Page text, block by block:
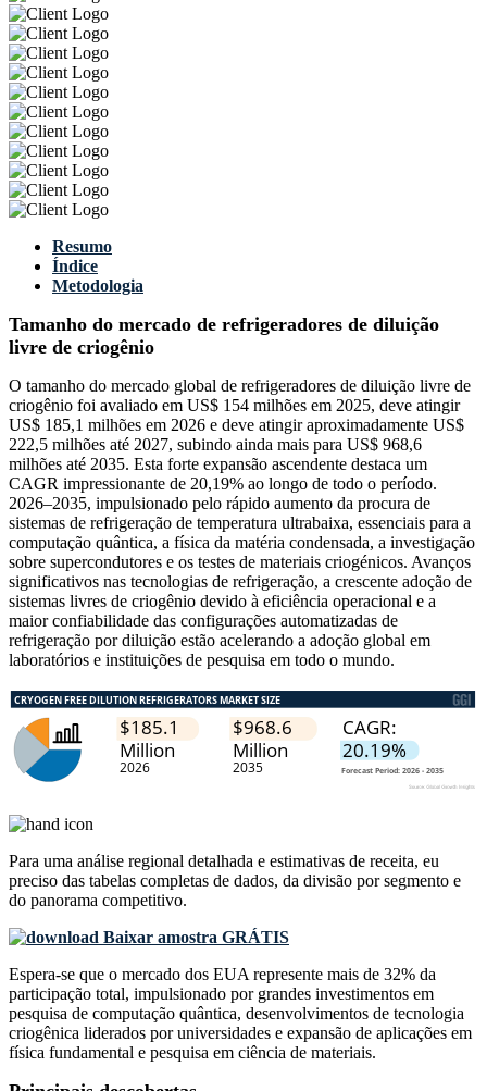
Resumo
Índice
Metodologia
Tamanho do mercado de refrigeradores de diluição
livre de criogênio
O tamanho do mercado global de refrigeradores de diluição livre de
criogênio foi avaliado em US$ 154 milhões em 2025, deve atingir
US$ 185,1 milhões em 2026 e deve atingir aproximadamente US$
222,5 milhões até 2027, subindo ainda mais para US$ 968,6
milhões até 2035. Esta forte expansão ascendente destaca um
CAGR impressionante de 20,19% ao longo de todo o período.
2026–2035, impulsionado pelo rápido aumento da procura de
sistemas de refrigeração de temperatura ultrabaixa, essenciais para a
computação quântica, a física da matéria condensada, a investigação
sobre supercondutores e os testes de materiais criogénicos. Avanços
significativos nas tecnologias de refrigeração, a crescente adoção de
sistemas livres de criogênio devido à eficiência operacional e a
maior confiabilidade das configurações automatizadas de
refrigeração por diluição estão acelerando a adoção global em
laboratórios e instituições de pesquisa em todo o mundo.
Para uma análise regional detalhada e estimativas de receita, eu
preciso das tabelas completas de dados, da divisão por segmento e
do panorama competitivo.
Baixar amostra GRÁTIS
Espera-se que o mercado dos EUA represente mais de 32% da
participação total, impulsionado por grandes investimentos em
pesquisa de computação quântica, desenvolvimentos de tecnologia
criogênica liderados por universidades e expansão de aplicações em
física fundamental e pesquisa em ciência de materiais.